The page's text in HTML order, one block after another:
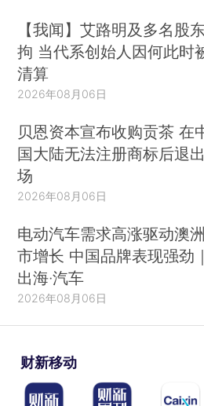
【我闻】艾路明及多名股
拘 当代系创始人因何此时
清算
2026年08月06日
贝恩资本宣布收购贡茶 在
国大陆无法注册商标后退
场
2026年08月06日
电动汽车需求高涨驱动澳
市增长 中国品牌表现强劲｜
出海·汽车
2026年08月06日
财新移动